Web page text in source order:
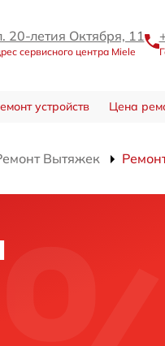
20-летия Октября, 11
сервисного центра Miele
устройств Цена
Вытяжек